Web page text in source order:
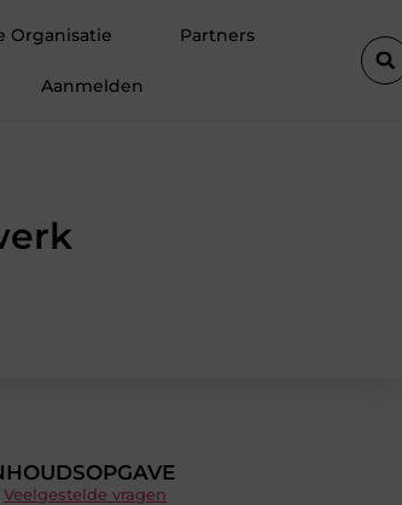
Organisatie Partners
Aanmelden
Veelgestelde vragen